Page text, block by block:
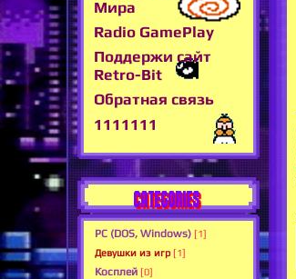
Мира
Radio GamePlay
Поддержи сайт
Retro-Bit
Обратная связь
1111111
CATEGORIES
PC (DOS, Windows) [1]
Девушки из игр [1]
Косплей [0]